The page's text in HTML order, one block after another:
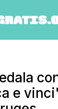
e